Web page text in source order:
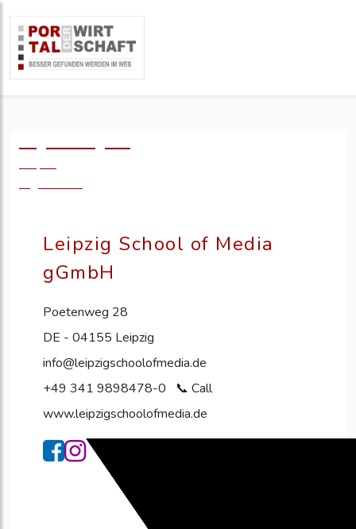
Leipzig School of Media
gGmbH
Poetenweg 28
DE - 04155 Leipzig
info@leipzigschoolofmedia.de
+49 341 9898478-0
www.leipzigschoolofmedia.de